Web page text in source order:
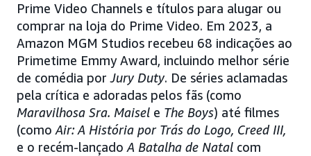
Prime Video Channels e títulos para alugar ou
comprar na loja do Prime Video. Em 2023, a
Amazon MGM Studios recebeu 68 indicações ao
Primetime Emmy Award, incluindo melhor série
de comédia porJury Duty. De séries aclamadas
pela crítica e adoradas pelos fãs (como
Maravilhosa Sra. Maisel e The Boys) até filmes
(como Air: A História por Trás do Logo, Creed III,
e o recém-lançado A Batalha de Natal com